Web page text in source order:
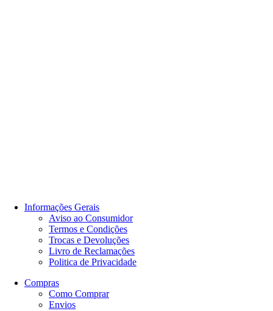
Informações Gerais
Aviso ao Consumidor
Termos e Condições
Trocas e Devoluções
Livro de Reclamações
Politica de Privacidade
Compras
Como Comprar
Envios